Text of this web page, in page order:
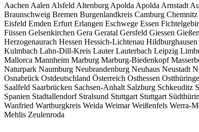
Aachen Aalen Alsfeld Altenburg Apolda Apolda Arnstadt
Braunschweig Bremen Burgenlandkreis Camburg
Eisfeld Emden Erfurt Erlangen Eschwege Essen
Füssen Gelsenkirchen Gera Geratal Gersfeld Giessen
Herzogenaurach Hessen Hessich-Lichtenau
Kulmbach Lahn-Dill-Kreis Lauter Lauterbach Leipzig
Mallorca Mannheim Marburg Marburg-Biedenkopf
Naturpark Naumburg Neubrandenburg Neuhaus Neustadt
Osnabrück Ostdeutschland Österreich Osthessen
Saalfeld Saarbrücken Sachsen-Anhalt Salzburg
Spanien Stadtallendorf Stralsund Stuttgart Stuttgart
Wanfried Wartburgkreis Weida Weimar Weißenfels Werra-
Mehlis Zeulenroda